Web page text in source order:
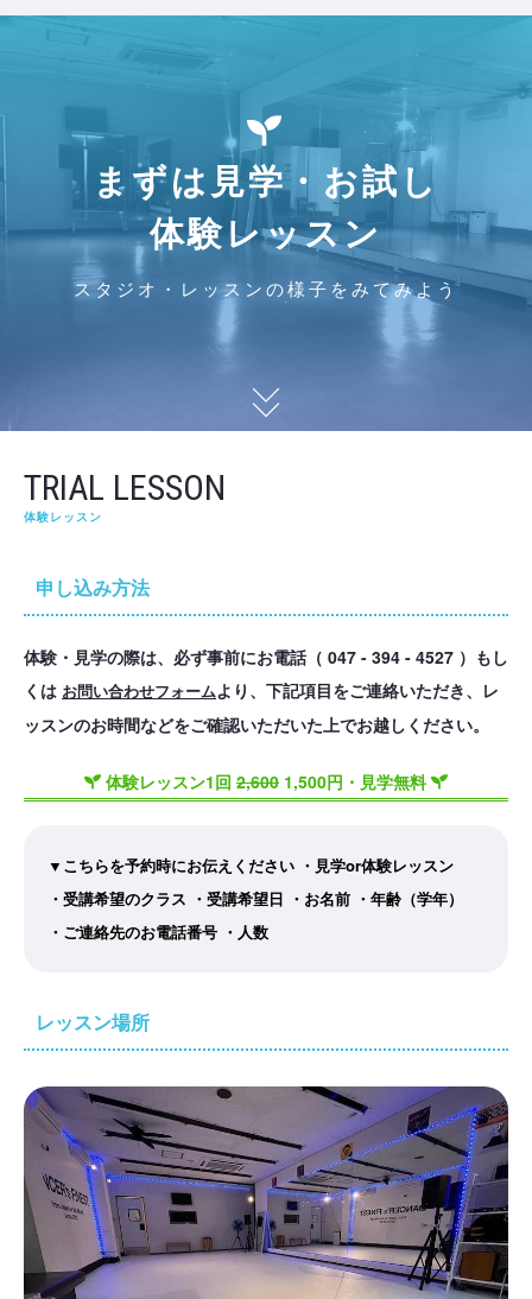
まずは見学・お試し
体験レッスン
スタジオ・レッスンの様子をみてみよう
TRIAL LESSON
体験レッスン
申し込み方法
体験・見学の際は、必ず事前にお電話（ 047 - 394 - 4527 ）もし
くは お問い合わせフォームより、下記項目をご連絡いただき、レ
ッスンのお時間などをご確認いただいた上でお越しください。
体験レッスン1回 2,600 1,500円・見学無料
▼こちらを予約時にお伝えください ・見学or体験レッスン
・受講希望のクラス ・受講希望日 ・お名前 ・年齢（学年）
・ご連絡先のお電話番号 ・人数
レッスン場所